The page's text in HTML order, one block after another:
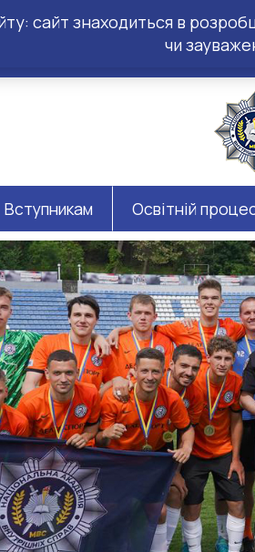
сайт знаходиться в
чи
Вступникам Освітній